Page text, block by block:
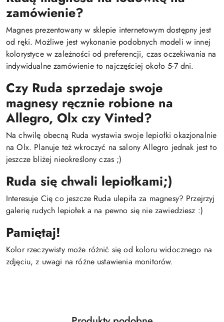
zamówienie?
Magnes prezentowany w sklepie internetowym dostępny jest
od ręki. Możliwe jest wykonanie podobnych modeli w innej
kolorystyce w zależności od preferencji, czas oczekiwania na
indywidualne zamówienie to najczęściej około 5-7 dni.
Czy Ruda sprzedaje swoje
magnesy ręcznie robione na
Allegro, Olx czy Vinted?
Na chwilę obecną Ruda wystawia swoje lepiołki okazjonalnie
na Olx. Planuje też wkroczyć na salony Allegro jednak jest to
jeszcze bliżej nieokreślony czas ;)
Ruda się chwali lepiołkami;)
Interesuje Cię co jeszcze Ruda ulepiła za magnesy? Przejrzyj
galerię rudych lepiołek a na pewno się nie zawiedziesz :)
Pamiętaj!
Kolor rzeczywisty może różnić się od koloru widocznego na
zdjęciu, z uwagi na różne ustawienia monitorów.